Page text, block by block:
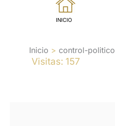
INICIO
Inicio control-politico
Visitas: 157